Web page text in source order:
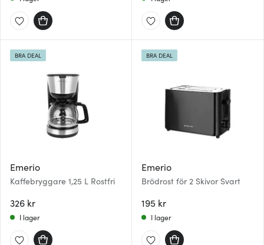
Emerio
Kaffebryggare 1,25 L Rostfri
326 kr
BRA DEAL
I lager
Emerio
Brödrost för 2 Skivor Svart
195 kr
BRA DEAL
I lager